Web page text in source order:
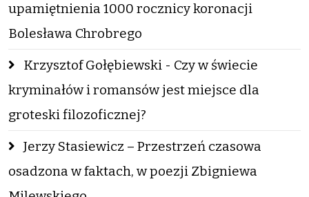
upamiętnienia 1000 rocznicy koronacji
Bolesława Chrobrego
Krzysztof Gołębiewski - Czy w świecie
kryminałów i romansów jest miejsce dla
groteski filozoficznej?
Jerzy Stasiewicz – Przestrzeń czasowa
osadzona w faktach, w poezji Zbigniewa